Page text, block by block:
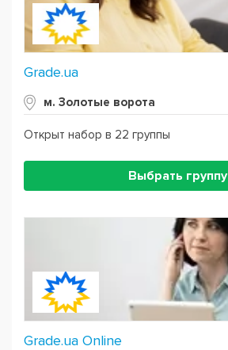
Grade.ua
м. Золотые ворота
Открыт набор в 22 группы
Выбрать группу
Grade.ua Online